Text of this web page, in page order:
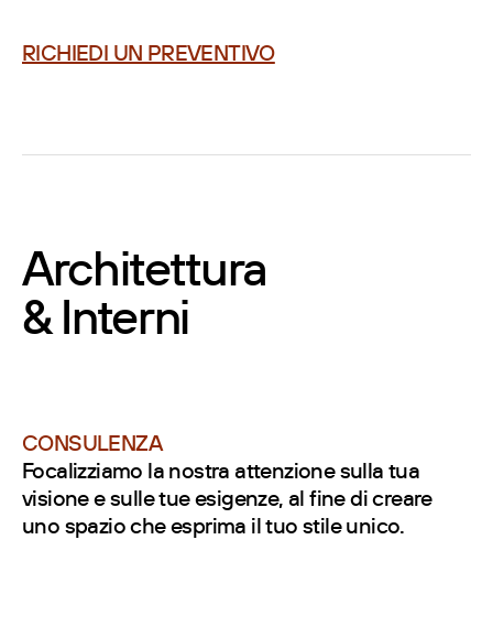
RICHIEDI UN PREVENTIVO
Architettura
& Interni
CONSULENZA
Focalizziamo la nostra attenzione sulla tua
visione e sulle tue esigenze, al fine di creare
uno spazio che esprima il tuo stile unico.